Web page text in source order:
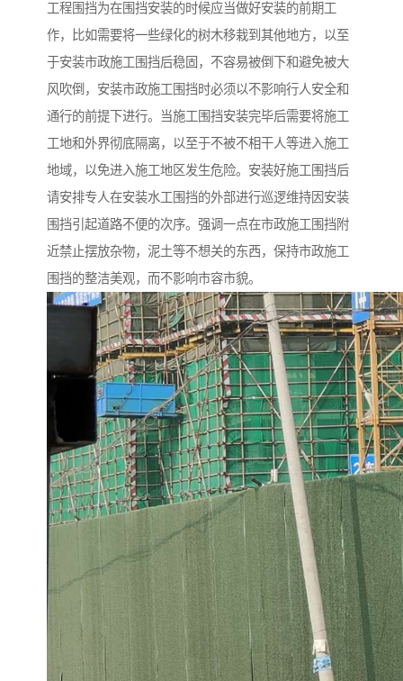
工程围挡为在围挡安装的时候应当做好安装的前期工
作，比如需要将一些绿化的树木移栽到其他地方，以至
于安装市政施工围挡后稳固，不容易被倒下和避免被大
风吹倒，安装市政施工围挡时必须以不影响行人安全和
通行的前提下进行。当施工围挡安装完毕后需要将施工
工地和外界彻底隔离，以至于不被不相干人等进入施工
地域，以免进入施工地区发生危险。安装好施工围挡后
请安排专人在安装水工围挡的外部进行巡逻维持因安装
围挡引起道路不便的次序。强调一点在市政施工围挡附
近禁止摆放杂物，泥土等不想关的东西，保持市政施工
围挡的整洁美观，而不影响市容市貌。